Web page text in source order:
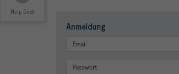
Help Desk
Anmeldung